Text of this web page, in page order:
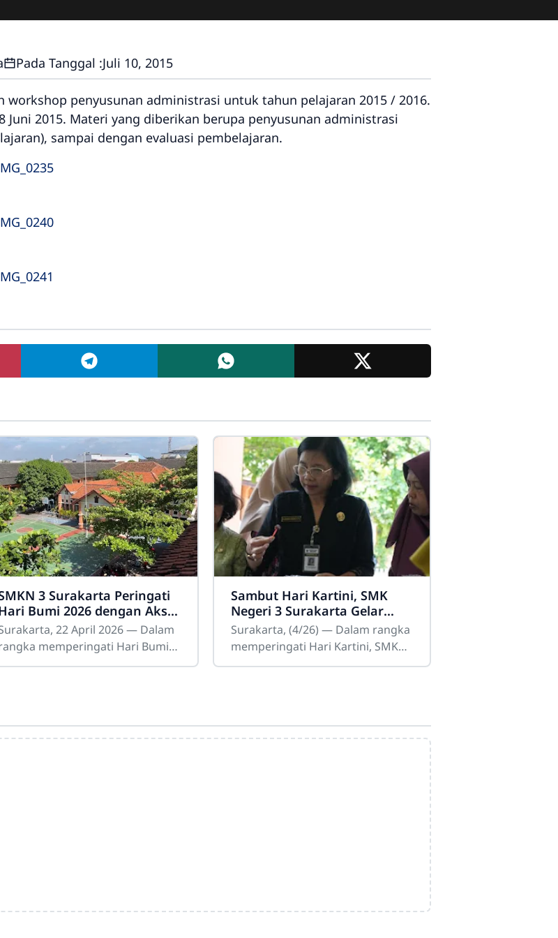
Pada Tanggal :Juli 10, 2015
workshop penyusunan administrasi untuk tahun pelajaran 2015 / 2016.
2015. Materi yang diberikan berupa penyusunan administrasi
sampai dengan evaluasi pembelajaran.
3 Surakarta Peringati
Bumi 2026 dengan Aksi
Peduli Lingkungan
22 April 2026 — Dalam
memperingati Hari Bumi
SMKN 3 Surakarta
Sambut Hari Kartini, SMK
Negeri 3 Surakarta Gelar
Kegiatan Kokurikuler Kreatif
Surakarta, (4/26) — Dalam rangka
memperingati Hari Kartini, SMK
Negeri 3 Surakarta menggelar